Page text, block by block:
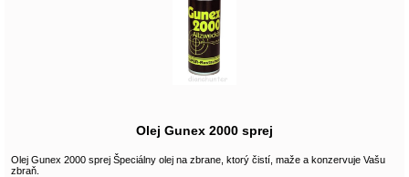
Olej Gunex 2000 sprej
Olej Gunex 2000 sprej Špeciálny olej na zbrane, ktorý čistí, maže a konzervuje Vašu
zbraň.